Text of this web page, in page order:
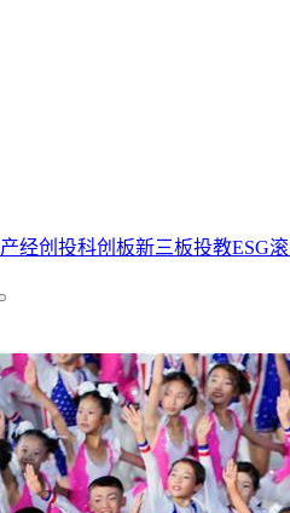
产经创投科创板新三板投教ESG